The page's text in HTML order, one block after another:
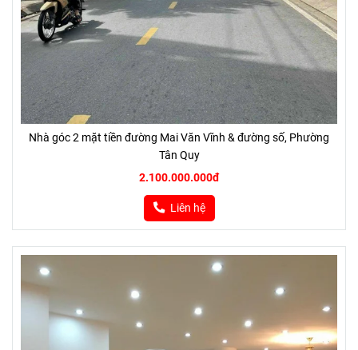
Nhà góc 2 mặt tiền đường Mai Văn Vĩnh & đường số, Phường
Tân Quy
2.100.000.000đ
Liên hệ